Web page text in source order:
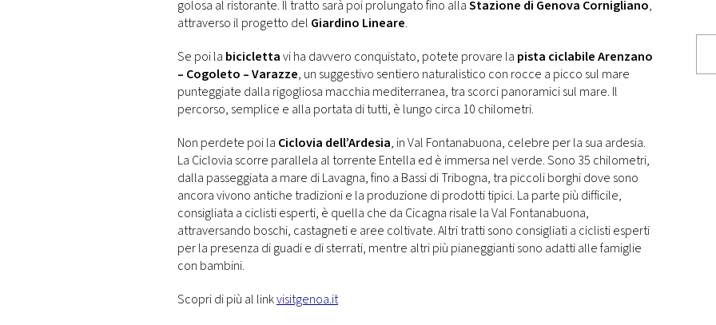
golosa al ristorante. Il tratto sarà poi prolungato fino allaStazione di Genova Cornigliano,
attraverso il progetto del Giardino Lineare.
Se poi la biciclettavi ha davvero conquistato, potete provare la pista ciclabile Arenzano
– Cogoleto – Varazze, un suggestivo sentiero naturalistico con rocce a picco sul mare
punteggiate dalla rigogliosa macchia mediterranea, tra scorci panoramici sul mare. Il
percorso, semplice e alla portata di tutti, è lungo circa 10 chilometri.
Non perdete poi la Ciclovia dell’Ardesia, in Val Fontanabuona, celebre per la sua ardesia.
La Ciclovia scorre parallela al torrente Entella ed è immersa nel verde. Sono 35 chilometri,
dalla passeggiata a mare di Lavagna, fino a Bassi di Tribogna, tra piccoli borghi dove sono
ancora vivono antiche tradizioni e la produzione di prodotti tipici. La parte più difficile,
consigliata a ciclisti esperti, è quella che da Cicagna risale la Val Fontanabuona,
attraversando boschi, castagneti e aree coltivate. Altri tratti sono consigliati a ciclisti esperti
per la presenza di guadi e di sterrati, mentre altri più pianeggianti sono adatti alle famiglie
con bambini.
Scopri di più al linkvisitgenoa.it